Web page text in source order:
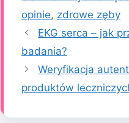
opinie, zdrowe zęby
EKG serca – jak
badania?
Weryfikacja
produktów